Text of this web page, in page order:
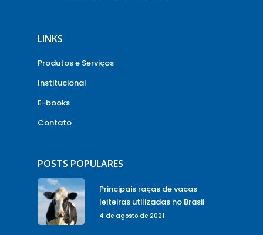
LINKS
Produtos e Serviços
Institucional
E-books
Contato
POSTS POPULARES
Principais raças de vacas
leiteiras utilizadas no Brasil
4 de agosto de 2021